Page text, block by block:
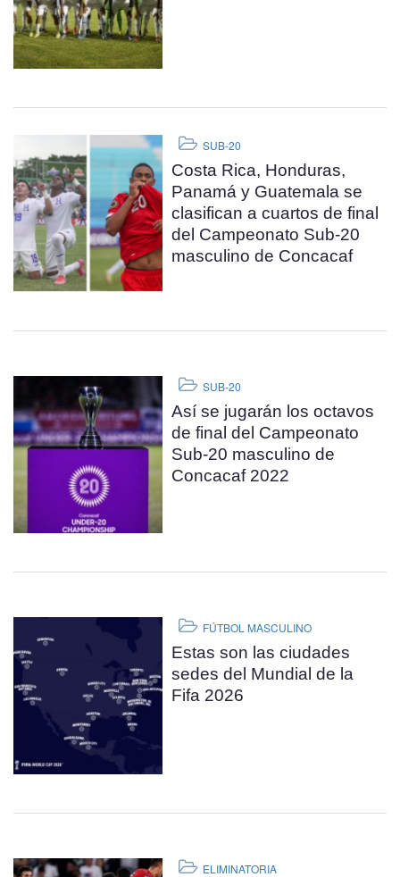
SUB-20
Costa Rica, Honduras,
Panamá y Guatemala se
clasifican a cuartos de final
del Campeonato Sub-20
masculino de Concacaf
SUB-20
Así se jugarán los octavos
de final del Campeonato
Sub-20 masculino de
Concacaf 2022
FÚTBOL MASCULINO
Estas son las ciudades
sedes del Mundial de la
Fifa 2026
ELIMINATORIA